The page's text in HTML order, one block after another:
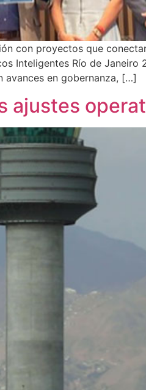
con proyectos que
Inteligentes Río de
avances en gobernanza, […]
ajustes